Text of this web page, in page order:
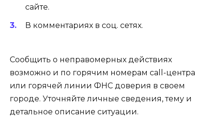
сайте.
В комментариях в соц. сетях.
Сообщить о неправомерных действиях
возможно и по горячим номерам call-центра
или горячей линии ФНС доверия в своем
городе. Уточняйте личные сведения, тему и
детальное описание ситуации.